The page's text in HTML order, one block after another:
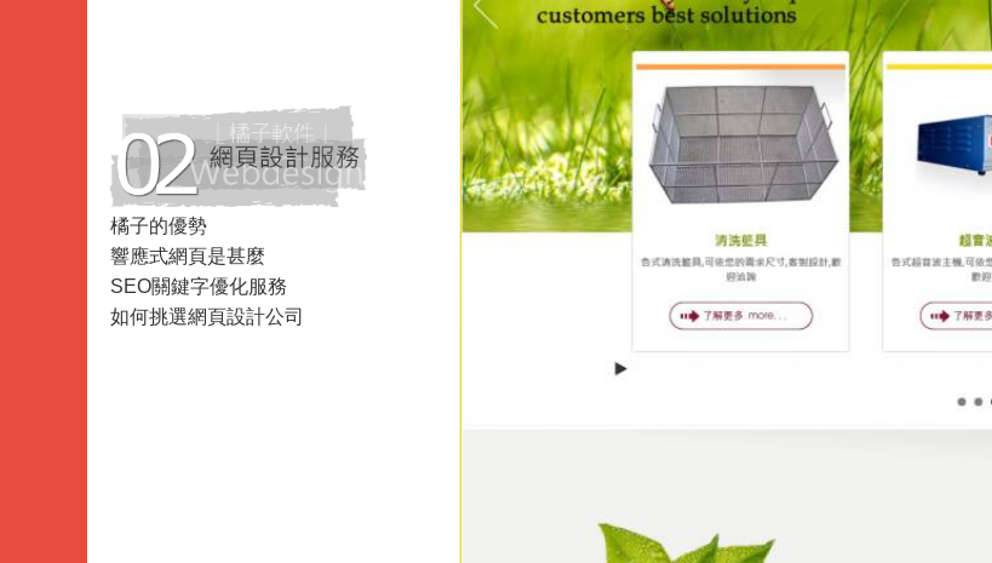
Data
Analysis
橘子的優勢
響應式網頁是甚麼
SEO關鍵字優化服務
如何挑選網頁設計公司